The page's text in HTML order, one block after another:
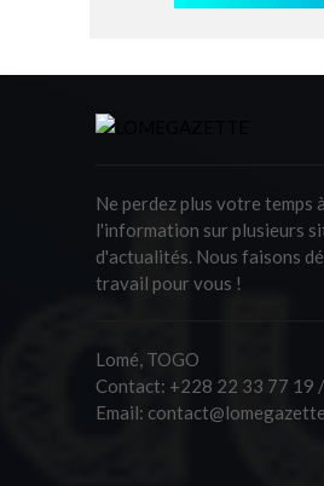
Ne perdez plus votre temps
l'information sur plusieurs
d'actualités. Nous faisons
travail pour vous !
Lomé, TOGO
Contact: +228 22 33 77 19
Email: